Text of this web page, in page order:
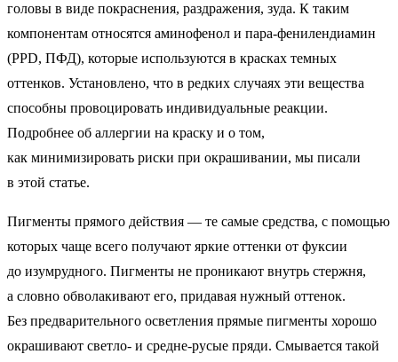
головы в виде покраснения, раздражения, зуда. К таким
компонентам относятся аминофенол и пара-фенилендиамин
(PPD, ПФД), которые используются в красках темных
оттенков. Установлено, что в редких случаях эти вещества
способны провоцировать индивидуальные реакции.
Подробнее об аллергии на краску и о том,
как минимизировать риски при окрашивании, мы писали
в этой статье.
Пигменты прямого действия — те самые средства, с помощью
которых чаще всего получают яркие оттенки от фуксии
до изумрудного. Пигменты не проникают внутрь стержня,
а словно обволакивают его, придавая нужный оттенок.
Без предварительного осветления прямые пигменты хорошо
окрашивают светло- и средне-русые пряди. Смывается такой